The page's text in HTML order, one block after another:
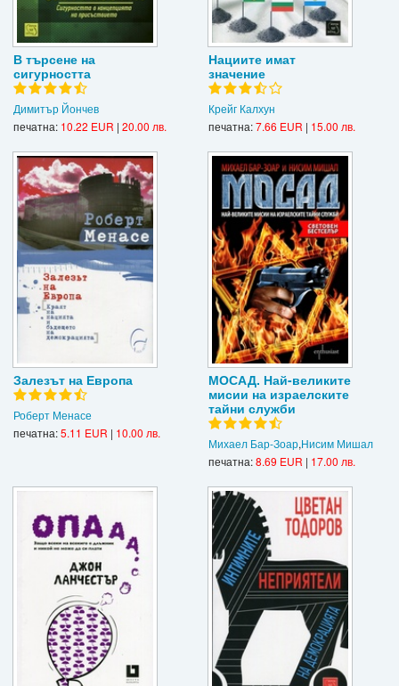
В търсене на
сигурността
Димитър Йончев
печатна: 10.22 EUR | 20.00 лв.
Нациите имат
значение
Крейг Калхун
печатна:7.66 EUR | 15.00 лв.
Залезът на Европа
Роберт Менасе
печатна:5.11 EUR | 10.00 лв.
МОСАД. Най-великите
мисии на израелските
тайни служби
Михаел Бар-Зоар,Нисим Мишал
печатна:8.69 EUR | 17.00 лв.